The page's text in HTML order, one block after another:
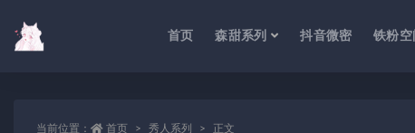
首页 森甜系列 抖音微密 铁粉空
当前位置： 首页 秀人系列 正文